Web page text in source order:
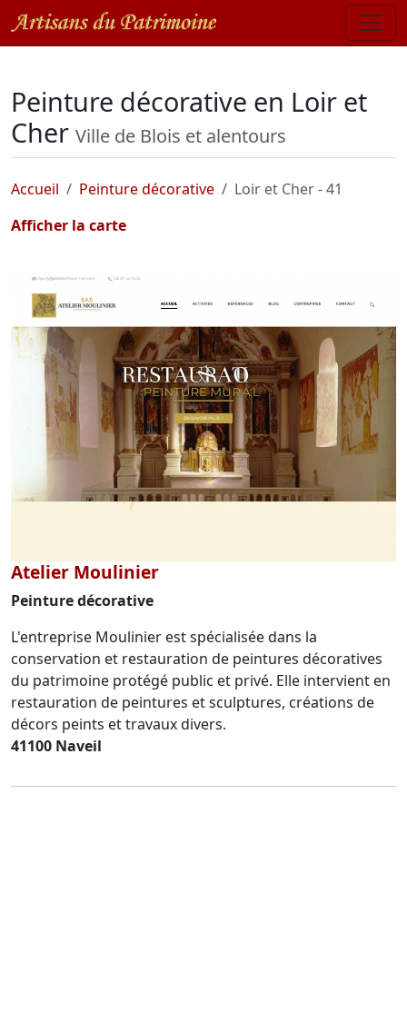
Peinture décorative en Loir et
Cher Ville de Blois et alentours
Accueil Peinture décorative
Loir et Cher - 41
Afficher la carte
Atelier Moulinier
Peinture décorative
L'entreprise Moulinier est spécialisée dans la
conservation et restauration de peintures décoratives
du patrimoine protégé public et privé. Elle intervient en
restauration de peintures et sculptures, créations de
décors peints et travaux divers.
41100 Naveil